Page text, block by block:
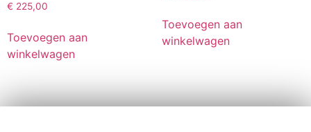
€ 225,00
Toevoegen aan
winkelwagen
Toevoegen aan
winkelwagen